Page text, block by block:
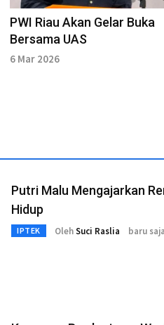
PWI Riau Akan Gelar Buka
Bersama UAS
6 Mar 2026
Putri Malu Mengajarkan
Hidup
IPTEK OlehSuci Raslia baru saja